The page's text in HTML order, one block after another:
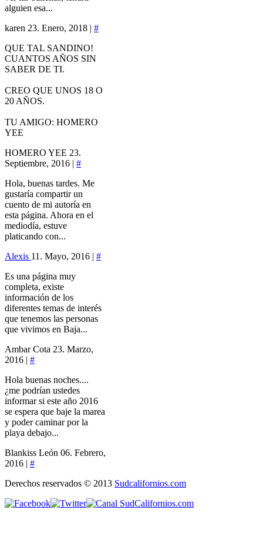
alguien esa...
karen 23. Enero, 2018 | #
QUE TAL SANDINO!
CUANTOS AÑOS SIN
SABER DE TI.
CREO QUE UNOS 18 O
20 AÑOS.
TU AMIGO: HOMERO
YEE
HOMERO YEE 23.
Septiembre, 2016 | #
Hola, buenas tardes. Me
gustaría compartir un
cuento de mi autoría en
esta página. Ahora en el
mediodía, estuve
platicando con...
Alexis 11. Mayo, 2016 | #
Es una página muy
completa, existe
información de los
diferentes temas de interés
que tenemos las personas
que vivimos en Baja...
Ambar Cota 23. Marzo,
2016 | #
Hola buenas noches....
¿me podrían ustedes
informar si este año 2016
se espera que baje la marea
y poder caminar por la
playa debajo...
Blankiss León 06. Febrero,
2016 | #
Derechos reservados © 2013 Sudcalifornios.com